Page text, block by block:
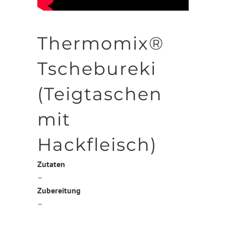
Thermomix®
Tschebureki
(Teigtaschen
mit
Hackfleisch)
Zutaten
–
Zubereitung
–